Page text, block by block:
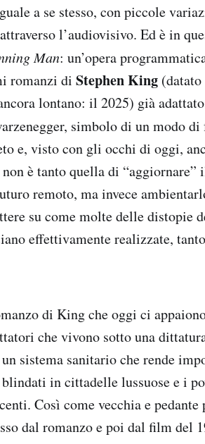
a se stesso, con piccole
l’audiovisivo. Ed è in
Man: un’opera
romanzi di Stephen King
lontano: il 2025) già
simbolo di un modo di
e, visto con gli occhi di oggi,
non è tanto quella di
remoto, ma invece
su come molte delle distopie
effettivamente realizzate,
di King che oggi ci
che vivono sotto una
sistema sanitario che rende
in cittadelle lussuose e i
Così come vecchia e
dal romanzo e poi dal film del